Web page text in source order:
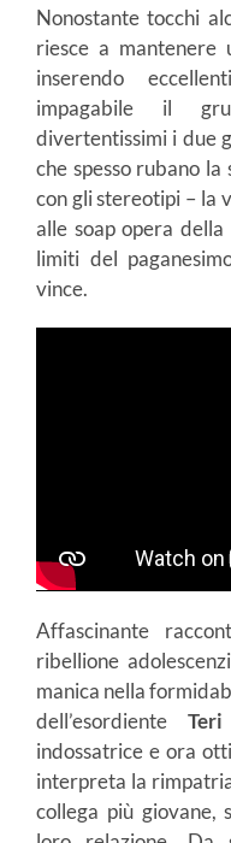
Nonostante tocchi
riesce a mantenere
inserendo
impagabile il
divertentissimi i due
che spesso rubano la
con gli stereotipi – la
alle soap opera
limiti del
vince.
Affascinante
ribellione
manica nella
dell’esordiente
indossatrice e ora
interpreta la
collega più giovane,